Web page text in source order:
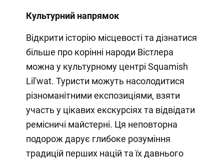
Культурний напрямок
Відкрити історію місцевості та дізнатися
більше про корінні народи Вістлера
можна у культурному центрі Squamish
Lil'wat. Туристи можуть насолодитися
різноманітними експозиціями, взяти
участь у цікавих екскурсіях та відвідати
ремісничі майстерні. Ця неповторна
подорож дарує глибоке розуміння
традицій перших націй та їх давнього